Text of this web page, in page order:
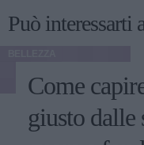
soprattutto addome,
a questi si aggiunge a
emergente che punta
l'invecchiamento,
cosiddetto Ozempic
Può interessarti
Come
giusto dalle